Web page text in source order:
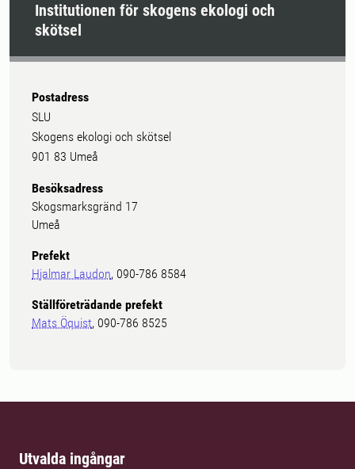
Institutionen för skogens ekologi och
skötsel
Postadress
SLU
Skogens ekologi och skötsel
901 83 Umeå
Besöksadress
Skogsmarksgränd 17
Umeå
Prefekt
Hjalmar Laudon, 090-786 8584
Ställföreträdande prefekt
Mats Öquist, 090-786 8525
Utvalda ingångar